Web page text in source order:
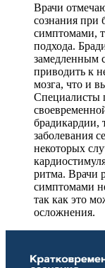
Врачи
сознания при
симптомами,
подхода.
замедленным
приводить к
мозга, что и
Специалисты
брадикардии,
заболевания
некоторых
ритма. Врачи
симптомами
так как это
осложнения.